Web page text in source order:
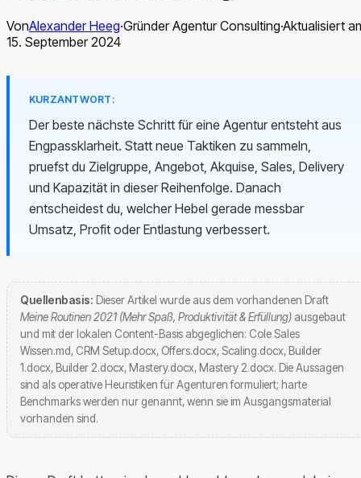
VonAlexander Heeg·Gründer Agentur Consulting·Aktualisiert
15. September 2024
KURZANTWORT:
Der beste nächste Schritt für eine Agentur entsteht aus
Engpassklarheit. Statt neue Taktiken zu sammeln,
pruefst du Zielgruppe, Angebot, Akquise, Sales, Delivery
und Kapazität in dieser Reihenfolge. Danach
entscheidest du, welcher Hebel gerade messbar
Umsatz, Profit oder Entlastung verbessert.
Quellenbasis: Dieser Artikel wurde aus dem vorhandenen Draft
Meine Routinen 2021 (Mehr Spaß, Produktivität & Erfüllung) ausgebaut
und mit der lokalen Content-Basis abgeglichen: Cole Sales
Wissen.md, CRM Setup.docx, Offers.docx, Scaling.docx, Builder
1.docx, Builder 2.docx, Mastery.docx, Mastery 2.docx. Die Aussagen
sind als operative Heuristiken für Agenturen formuliert; harte
Benchmarks werden nur genannt, wenn sie im Ausgangsmaterial
vorhanden sind.